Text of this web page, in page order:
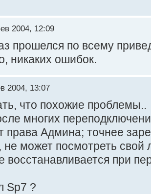
2004, 12:09
прошелся по всему
никаких ошибок.
2004, 13:07
что похожие проблемы..
многих
права Админа; точнее
может посмотреть свой
восстанавливается при
Sp7 ?